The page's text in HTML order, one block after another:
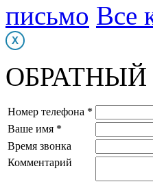
письмо Все
Номер телефона *
Ваше имя *
Время звонка
Комментарий